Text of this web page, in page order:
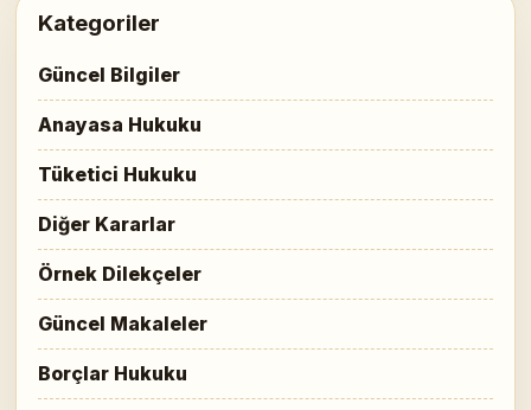
Kategoriler
Güncel Bilgiler
Anayasa Hukuku
Tüketici Hukuku
Diğer Kararlar
Örnek Dilekçeler
Güncel Makaleler
Borçlar Hukuku